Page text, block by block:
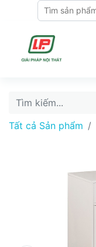
Tất cả Sản phẩm